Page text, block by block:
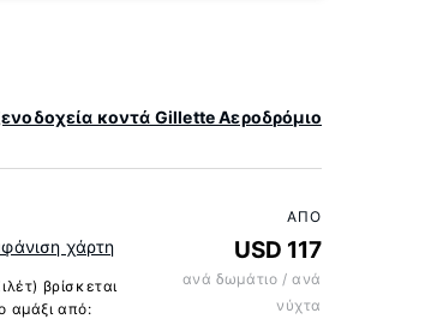
κοντά Gillette Αεροδρόμιο
χάρτη
βρίσκεται
αμάξι από:
ΑΠΌ
USD 117
ανά δωμάτιο / ανά
νύχτα